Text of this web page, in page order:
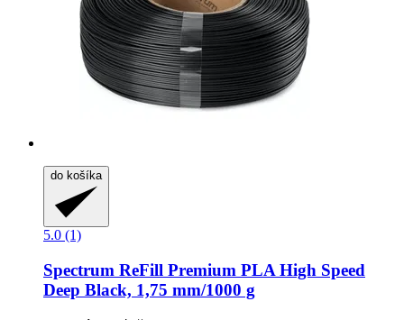
do košíka
5.0 (1)
Spectrum ReFill Premium PLA High Speed
Deep Black, 1,75 mm/1000 g